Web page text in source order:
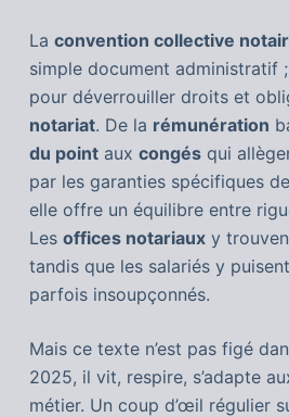
La convention collective
simple document administratif
pour déverrouiller droits et
notariat. De la rémunération
du pointaux congésqui
par les garanties spécifiques
elle offre un équilibre entre
Les offices notariauxy
tandis que les salariés y
parfois insoupçonnés.
Mais ce texte n’est pas figé
2025, il vit, respire, s’adapte
métier. Un coup d’œil régulier